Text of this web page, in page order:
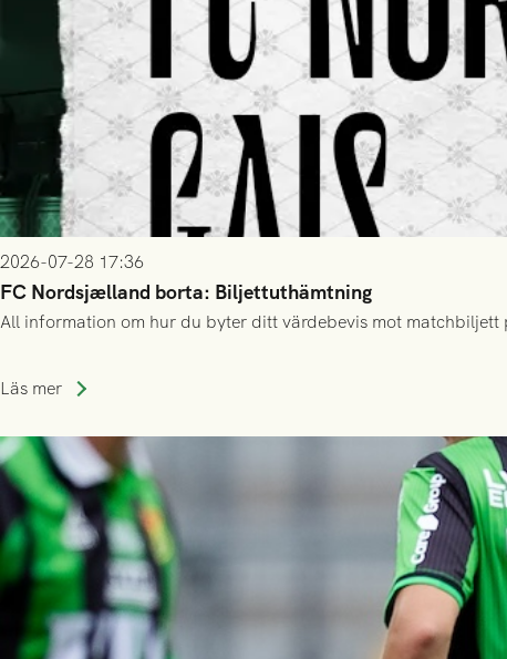
2026-07-28 17:36
FC Nordsjælland borta: Biljettuthämtning
All information om hur du byter ditt värdebevis mot
Läs mer